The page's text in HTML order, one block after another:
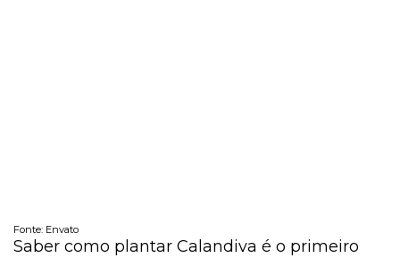
Fonte: Envato
Saber como plantar Calandiva é o primeiro